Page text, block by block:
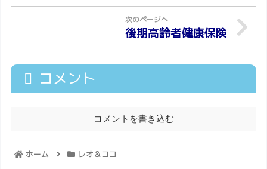
後期高齢者健康保険
コメント
コメントを書き込む
ホーム レオ＆ココ